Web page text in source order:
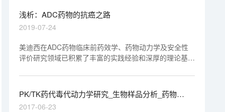
浅析：ADC药物的抗癌之路
2019-07-24
美迪西在ADC药物临床前药效学、药物动力学及安全性
评价研究领域已积累了丰富的实践经验和深厚的理论基
学、药物动力学及安全性评价研究，其中3个ADC药物研
究资料已顺利通过NMPA和FDA审评，另外1个将在2019
年提交NMPA审评。
PK/TK药代毒代动力学研究_生物样品分析_药物
ADME研究
2017-06-23